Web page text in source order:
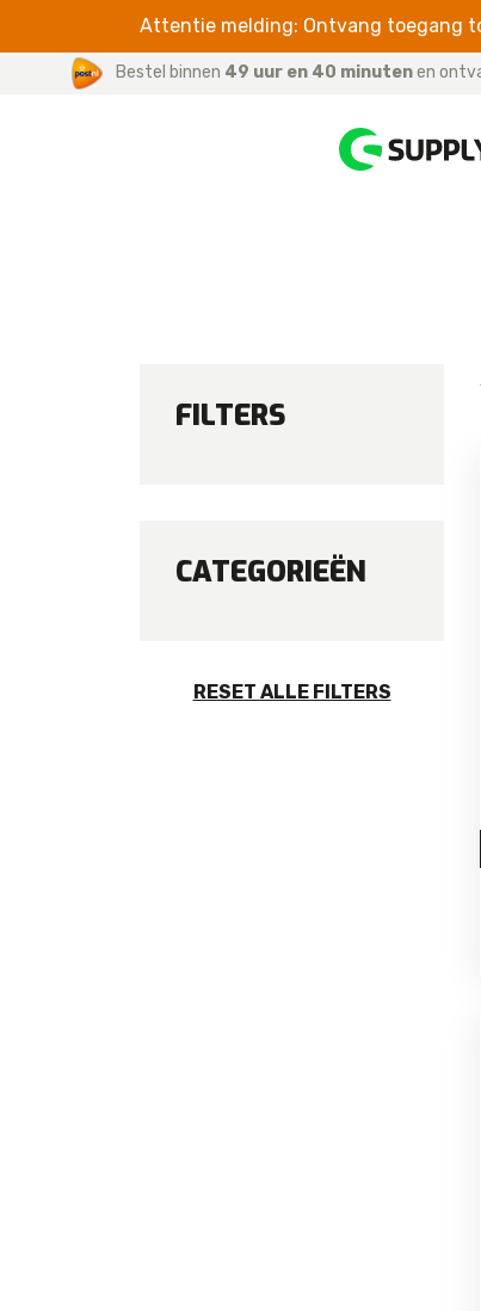
Attentie melding: Ontvang toegang
Bestel binnen 49 uur en 40 minutenen
For iPhone 5S
FILTERS
CATEGORIEËN
RESET ALLE FILTERS